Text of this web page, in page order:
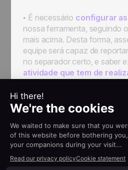
• É necessário configurar
nossa ferramenta, seguindo
mais acima. Desta forma,
equipe será capaz de
no separador certo, e saber
atividade que tem de
desempenho.